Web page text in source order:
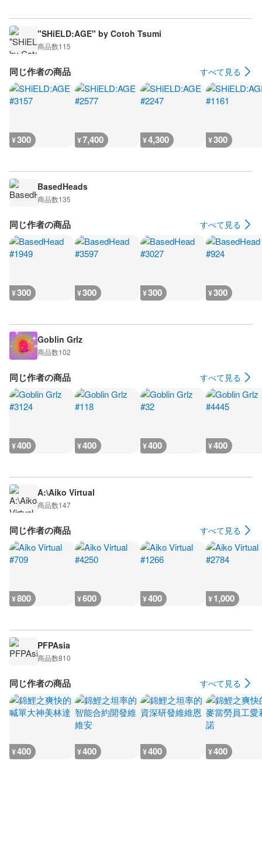
"SHiELD:AGE" by Cotoh Tsumi
商品数115
同じ作者の商品 すべて見る
¥300 ¥7,400 ¥4,300 ¥300
BasedHeads
商品数135
同じ作者の商品 すべて見る
¥300 ¥300 ¥300 ¥300
Goblin Grlz
商品数102
同じ作者の商品 すべて見る
¥400 ¥400 ¥400 ¥400
A:\Aiko Virtual
商品数147
同じ作者の商品 すべて見る
¥800 ¥600 ¥400 ¥1,000
PFPAsia
商品数810
同じ作者の商品 すべて見る
¥400 ¥400 ¥400 ¥400